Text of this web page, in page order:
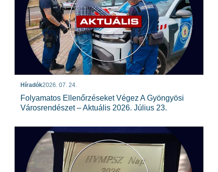
Híradók2026. 07. 24.
Folyamatos Ellenőrzéseket Végez A Gyöngyösi
Városrendészet – Aktuális 2026. Július 23.